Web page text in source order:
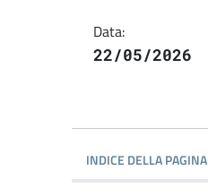
Data:
22/05/2026
INDICE DELLA PAGINA